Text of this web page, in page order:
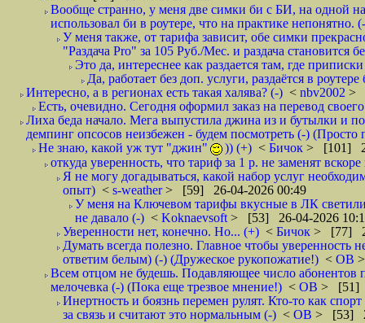
Вообще странно, у меня две симки би с БИ, на одной
использовал би в роутере, что на практике непонятно.
У меня также, от тарифа зависит, обе симки
"Раздача Pro" за 105 Руб./Мес. и раздача становится
Это да, интереснее как раздается там, где
Да, работает без доп. услуги, раздаётся в
Интересно, а в регионах есть такая халява? (-) < nbv2002 >
Есть, очевидно. Сегодня оформил заказ на перевод
Лиха беда начало. Мега выпустила джина из и бутылки и
демпинг опсосов неизбежен - будем посмотреть (-) (Просто
Не знаю, какой уж тут "джин"
)) (+) < Бичок > [101]
откуда уверенность, что тариф за 1 р. не заменят
Я не могу догадываться, какой набор услуг
опыт) < s-weather> [59] 26-04-2026 00:49
У меня на Ключевом тарифы вкусные в ЛК
не давало (-) < Koknaevsoft > [53] 26-04-2026
Уверенности нет, конечно. Но... (+) < Бичок > [77]
Думать всегда полезно. Главное чтобы уверенность
ответим белым) (-) (Дружеское рукопожатие!) < ОВ
Всем отцом не будешь. Подавляющее число
мелочевка (-) (Пока еще трезвое мнение!) < ОВ > [51]
Инертность и боязнь перемен рулят. Кто-то как
за связь и считают это нормальным (-) < ОВ > [53]